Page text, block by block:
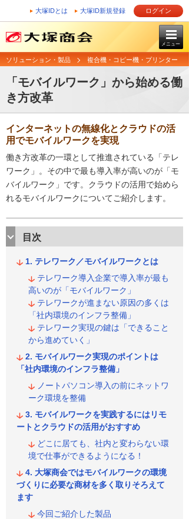
大塚IDとは 大塚ID新規登録 ログイン
メニュー
ソリューション・製品 複合機・コピー機・プリンター
「モバイルワーク」から始める働
き方改革
インターネットの無線化とクラウドの活
用でモバイルワークを実現
働き方改革の一環として推進されている「テレ
ワーク」。その中で最も導入率が高いのが「モ
バイルワーク」です。クラウドの活用で始めら
れるモバイルワークについてご紹介します。
目次
テレワーク／モバイルワークとは
テレワーク導入企業で導入率が最も
高いのが「モバイルワーク」
テレワークが進まない原因の多くは
「社内環境のインフラ整備」
テレワーク実現の鍵は「できること
から進めていく」
モバイルワーク実現のポイントは
「社内環境のインフラ整備」
ノートパソコン導入の前にネットワ
ーク環境を整備
モバイルワークを実践するにはリモ
ートとクラウドの活用がおすすめ
どこに居ても、社内と変わらない環
境で仕事ができるようになる！
大塚商会ではモバイルワークの環境
づくりに必要な商材を多く取りそろえて
ます
今回ご紹介した製品